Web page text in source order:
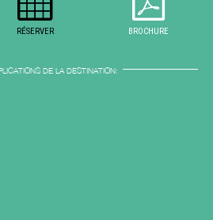
RÉSERVER BROCHURE
DE LA DESTINATION: